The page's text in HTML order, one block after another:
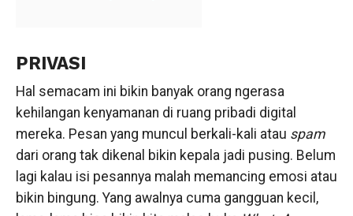
PRIVASI
Hal semacam ini bikin banyak orang ngerasa
kehilangan kenyamanan di ruang pribadi digital
mereka. Pesan yang muncul berkali-kali atau spam
dari orang tak dikenal bikin kepala jadi pusing. Belum
lagi kalau isi pesannya malah memancing emosi atau
bikin bingung. Yang awalnya cuma gangguan kecil,